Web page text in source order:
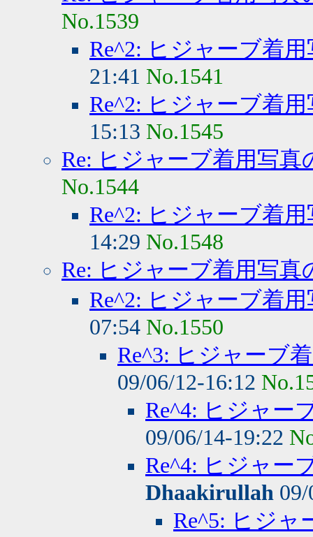
No.1539
Re^2: ヒジャーブ着
21:41 No.1541
Re^2: ヒジャーブ着
15:13 No.1545
Re: ヒジャーブ着用写真
No.1544
Re^2: ヒジャーブ着
14:29 No.1548
Re: ヒジャーブ着用写真
Re^2: ヒジャーブ着
07:54 No.1550
Re^3: ヒジャーブ
09/06/12-16:12
Re^4: ヒジャー
09/06/14-19:22
Re^4: ヒジャー
Dhaakirullah
Re^5: ヒジャ